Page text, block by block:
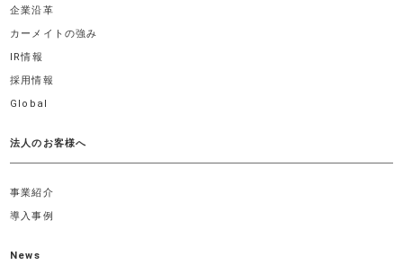
企業沿革
カーメイトの強み
IR情報
採用情報
Global
法人のお客様へ
事業紹介
導入事例
News